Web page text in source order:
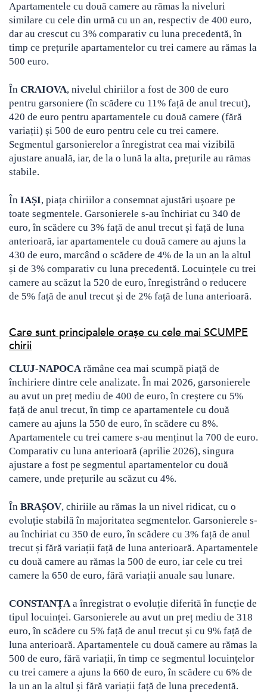
Apartamentele cu două camere au rămas la niveluri
similare cu cele din urmă cu un an, respectiv de 400 euro,
dar au crescut cu 3% comparativ cu luna precedentă, în
timp ce prețurile apartamentelor cu trei camere au rămas la
500 euro.
În CRAIOVA, nivelul chiriilor a fost de 300 de euro
pentru garsoniere (în scădere cu 11% față de anul trecut),
420 de euro pentru apartamentele cu două camere (fără
variații) și 500 de euro pentru cele cu trei camere.
Segmentul garsonierelor a înregistrat cea mai vizibilă
ajustare anuală, iar, de la o lună la alta, prețurile au rămas
stabile.
În IAȘI, piața chiriilor a consemnat ajustări ușoare pe
toate segmentele. Garsonierele s-au închiriat cu 340 de
euro, în scădere cu 3% față de anul trecut și față de luna
anterioară, iar apartamentele cu două camere au ajuns la
430 de euro, marcând o scădere de 4% de la un an la altul
și de 3% comparativ cu luna precedentă. Locuințele cu trei
camere au scăzut la 520 de euro, înregistrând o reducere
de 5% față de anul trecut și de 2% față de luna anterioară.
Care sunt principalele orașe cu cele mai SCUMPE
chirii
CLUJ-NAPOCA rămâne cea mai scumpă piață de
închiriere dintre cele analizate. În mai 2026, garsonierele
au avut un preț mediu de 400 de euro, în creștere cu 5%
față de anul trecut, în timp ce apartamentele cu două
camere au ajuns la 550 de euro, în scădere cu 8%.
Apartamentele cu trei camere s-au menținut la 700 de euro.
Comparativ cu luna anterioară (aprilie 2026), singura
ajustare a fost pe segmentul apartamentelor cu două
camere, unde prețurile au scăzut cu 4%.
În BRAȘOV, chiriile au rămas la un nivel ridicat, cu o
evoluție stabilă în majoritatea segmentelor. Garsonierele s-
au închiriat cu 350 de euro, în scădere cu 3% față de anul
trecut și fără variații față de luna anterioară. Apartamentele
cu două camere au rămas la 500 de euro, iar cele cu trei
camere la 650 de euro, fără variații anuale sau lunare.
CONSTANȚA a înregistrat o evoluție diferită în funcție de
tipul locuinței. Garsonierele au avut un preț mediu de 318
euro, în scădere cu 5% față de anul trecut și cu 9% față de
luna anterioară. Apartamentele cu două camere au rămas la
500 de euro, fără variații, în timp ce segmentul locuințelor
cu trei camere a ajuns la 660 de euro, în scădere cu 6% de
la un an la altul și fără variații față de luna precedentă.